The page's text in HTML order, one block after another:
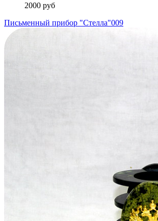
2000 руб
Письменный прибор "Стелла"009